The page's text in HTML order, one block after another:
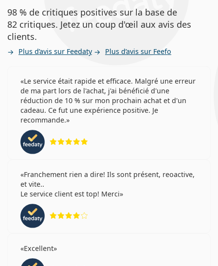
98 % de critiques positives sur la base de
82 critiques. Jetez un coup d'œil aux avis des
clients.
Plus d’avis sur Feedaty Plus d’avis sur Feefo
Le service était rapide et efficace. Malgré une erreur
de ma part lors de l'achat, j'ai bénéficié d'une
réduction de 10 % sur mon prochain achat et d'un
cadeau. Ce fut une expérience positive. Je
recommande.
Franchement rien a dire! Ils sont présent, reoactive,
et vite..
Le service client est top! Merci
Excellent